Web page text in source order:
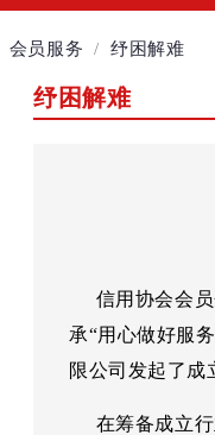
制度规范
协会荣誉
会员服务 / 纾困解难
纾困解难
信用协会会员
承“用心做好服
限公司发起了成
在筹备成立行